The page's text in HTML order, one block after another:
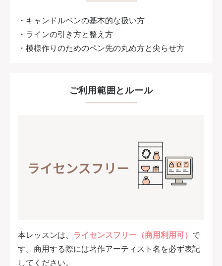
・キャンドルペンの基本的な扱い方
・ラインの引き方と整え方
・模様作りのためのペン先の丸め方と尖らせ方
ご利用範囲とルール
本レッスンは、 ライセンスフリー（商用利用可） で
す。商用する際には著作アーティスト名を必ず表記
してください。